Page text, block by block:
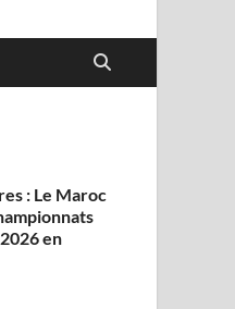
: Le Maroc
en